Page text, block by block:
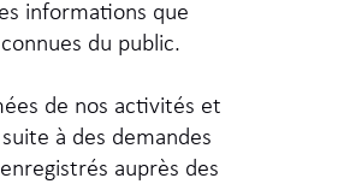
informations que
du public.
de nos activités et
à des demandes
auprès des